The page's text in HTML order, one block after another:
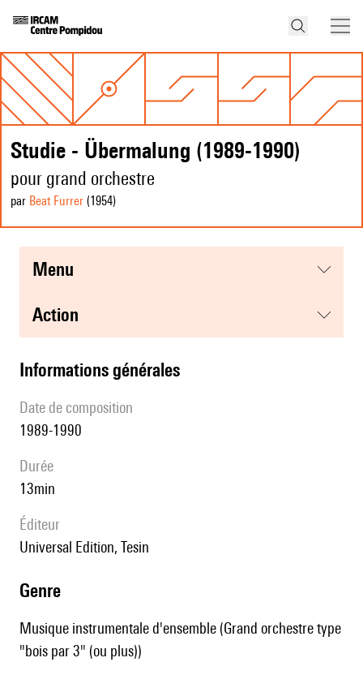
Studie - Übermalung (1989-1990)
pour grand orchestre
par Beat Furrer (1954)
menu
action
informations générales
date de composition
1989-1990
durée
13min
éditeur
Universal Edition, Tesin
genre
Musique instrumentale d'ensemble (Grand orchestre type
"bois par 3" (ou plus))